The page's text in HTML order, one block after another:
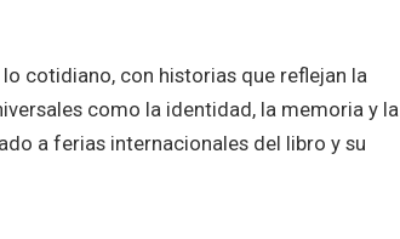
cotidiano, con historias que reflejan la
como la identidad, la memoria y la
a ferias internacionales del libro y su